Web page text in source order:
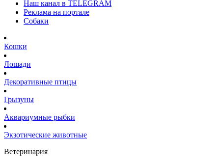
Наш канал в TELEGRAM
Реклама на портале
Собаки
Кошки
Лошади
Декоративные птицы
Грызуны
Аквариумные рыбки
Экзотические животные
Ветеринария